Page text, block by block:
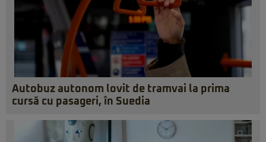
Autobuz autonom lovit de tramvai la prima
cursă cu pasageri, în Suedia